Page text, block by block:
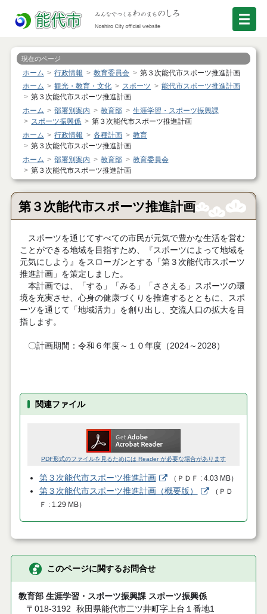
現在のページ
ホーム 行政情報 教育委員会
第３次能代市スポーツ推進計画
ホーム
観光・教育・文化 スポーツ
能代市スポーツ推進計画
第３次能代市スポーツ推進計画
ホーム
部署別案内 教育部
生涯学習・スポーツ振興課
スポーツ振興係
第３次能代市スポーツ推進計画
ホーム
行政情報 各種計画
教育
第３次能代市スポーツ推進計画
ホーム
部署別案内 教育部
教育委員会
第３次能代市スポーツ推進計画
第３次能代市スポーツ推進計画
スポーツを通じてすべての市民が元気で豊かな生活を営む
ことができる地域を目指すため、『スポーツによって地域を
元気にしよう』をスローガンとする「第３次能代市スポーツ
推進計画」を策定しました。
本計画では、「する」「みる」「ささえる」スポーツの環
境を充実させ、心身の健康づくりを推進するとともに、スポ
ーツを通じて「地域活力」を創り出し、交流人口の拡大を目
指します。
〇計画期間：令和６年度～１０年度（2024～2028）
関連ファイル
PDF形式のファイルを見るためには Reader が必要な場合があります
第３次能代市スポーツ推進計画 （ ＰＤＦ 4.03 MB）
第３次能代市スポーツ推進計画（概要版） （ ＰＤ
Ｆ
1.29 MB）
このページに関するお問合せ
教育部 生涯学習・スポーツ振興課 スポーツ振興係
〒018-3192
秋田県能代市二ツ井町字上台１番地1